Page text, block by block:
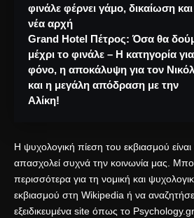
φινάλε φέρνει γάμο, δικαίωση και
νέα αρχή
Grand Hotel Πέτρος: Όσα θα
μέχρι το φινάλε – Η κατηγορία για
φόνο, η αποκάλυψη για τον
και η μεγάλη απόδραση με την
Αλίκη!
Η ψυχολογική πίεση του εκβιασμού
απασχολεί συχνά την κοινωνία μας.
περισσότερα για τη νομική και
εκβιασμού στη Wikipedia ή να
εξειδικευμένα site όπως το Psychology.gr